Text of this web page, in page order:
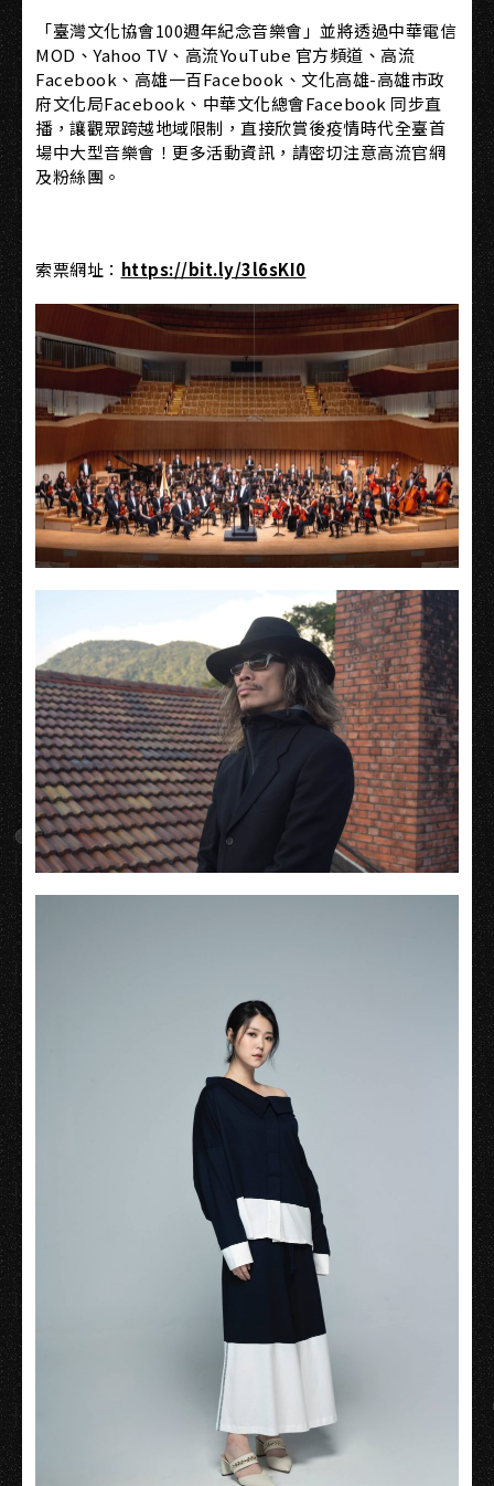
「臺灣文化協會100週年紀念音樂會」並將透過中華電信
MOD、Yahoo TV、高流YouTube 官方頻道、高流
Facebook、高雄一百Facebook、文化高雄-高雄市政
府文化局Facebook、中華文化總會Facebook 同步直
播，讓觀眾跨越地域限制，直接欣賞後疫情時代全臺首
場中大型音樂會！更多活動資訊，請密切注意高流官網
及粉絲團。
索票網址： https://bit.ly/3l6sKI0